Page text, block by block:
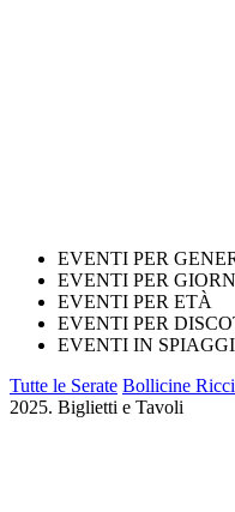
EVENTI PER
EVENTI PER
EVENTI PER ETÀ
EVENTI PER
EVENTI IN
Tutte le Serate Bollicine
2025. Biglietti e Tavoli